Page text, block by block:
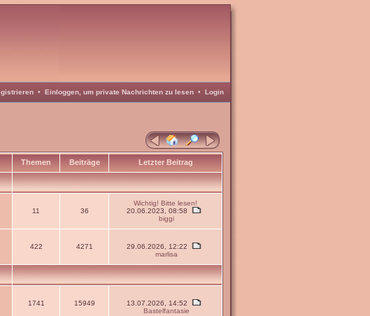
• Einloggen, um private Nachrichten zu lesen • Login
Themen Beiträge Letzter Beitrag
11 36
Wichtig! Bitte lesen!
20.06.2023, 08:58
biggi
422 4271
29.06.2026, 12:22
marlisa
1741 15949
13.07.2026, 14:52
Bastelfantasie